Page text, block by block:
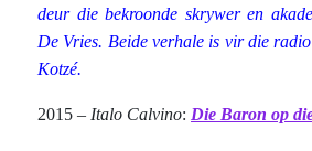
deur die bekroonde skrywer en
De Vries. Beide verhale is vir die
Kotzé.
2015 – Italo Calvino: Die Baron op